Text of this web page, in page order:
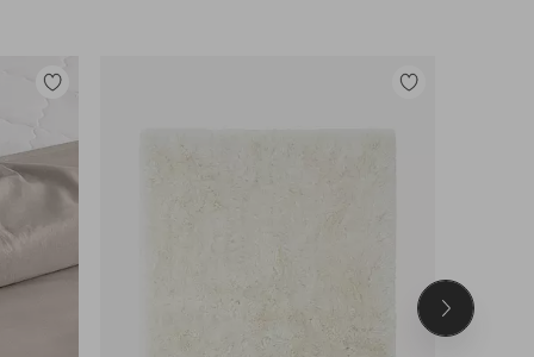
Lisää
Lisää
Seuraava